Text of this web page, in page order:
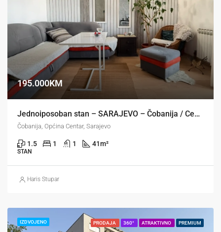
195.000KM
Jednoiposoban stan – SARAJEVO – Čobanija / Centar
Čobanija, Općina Centar, Sarajevo
1.5 1 1 41m²
STAN
Haris Stupar
IZDVOJENO PRODAJA 360° ATRAKTIVNO PREMIUM